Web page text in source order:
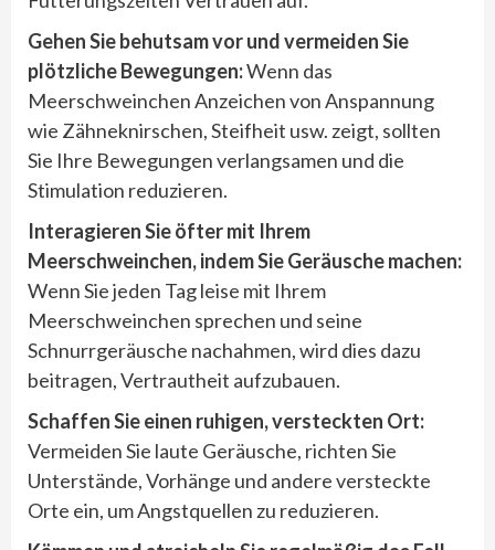
Gehen Sie behutsam vor und vermeiden Sie
plötzliche Bewegungen:Wenn das
Meerschweinchen Anzeichen von Anspannung
wie Zähneknirschen, Steifheit usw. zeigt, sollten
Sie Ihre Bewegungen verlangsamen und die
Stimulation reduzieren.
Interagieren Sie öfter mit Ihrem
Meerschweinchen, indem Sie Geräusche machen:
Wenn Sie jeden Tag leise mit Ihrem
Meerschweinchen sprechen und seine
Schnurrgeräusche nachahmen, wird dies dazu
beitragen, Vertrautheit aufzubauen.
Schaffen Sie einen ruhigen, versteckten Ort:
Vermeiden Sie laute Geräusche, richten Sie
Unterstände, Vorhänge und andere versteckte
Orte ein, um Angstquellen zu reduzieren.